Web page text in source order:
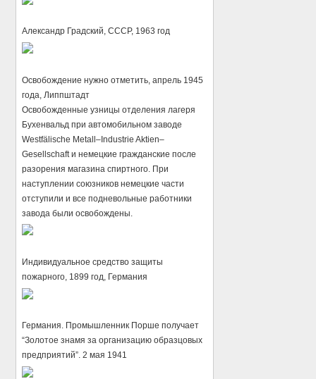
Александр Градский, СССР, 1963 год
Освобождение нужно отметить, апрель 1945
года, Липпштадт
Освобожденные узницы отделения лагеря
Бухенвальд при автомобильном заводе
Westfälische Metall–Industrie Aktien–
Gesellschaft и немецкие гражданские после
разорения магазина спиртного. При
наступлении союзников немецкие части
отступили и все подневольные работники
завода были освобождены.
Индивидуальное средство защиты
пожарного, 1899 год, Германия
Германия. Промышленник Порше получает
“Золотое знамя за организацию образцовых
предприятий”. 2 мая 1941